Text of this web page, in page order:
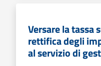
Versare la tassa
rettifica degli
al servizio di